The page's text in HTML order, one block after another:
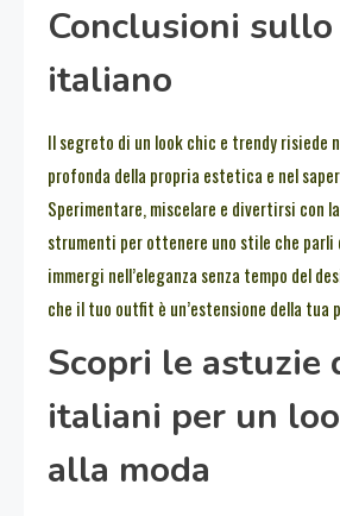
Conclusioni
italiano
Il segreto di un look chic e trendy risiede
profonda della propria estetica e nel
Sperimentare, miscelare e divertirsi con
strumenti per ottenere uno stile che parli
immergi nell’eleganza senza tempo del
che il tuo outfit è un’estensione della tua
Scopri le astuzie
italiani per un
alla moda